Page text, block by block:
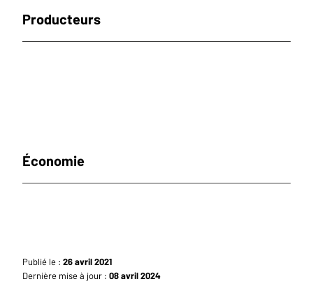
Producteurs
Économie
Publié le : 26 avril 2021
Dernière mise à jour : 08 avril 2024